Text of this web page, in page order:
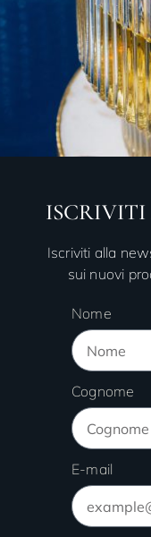
ISCRIVITI
Iscriviti alla
sui nuovi
Nome
Cognome
E-mail